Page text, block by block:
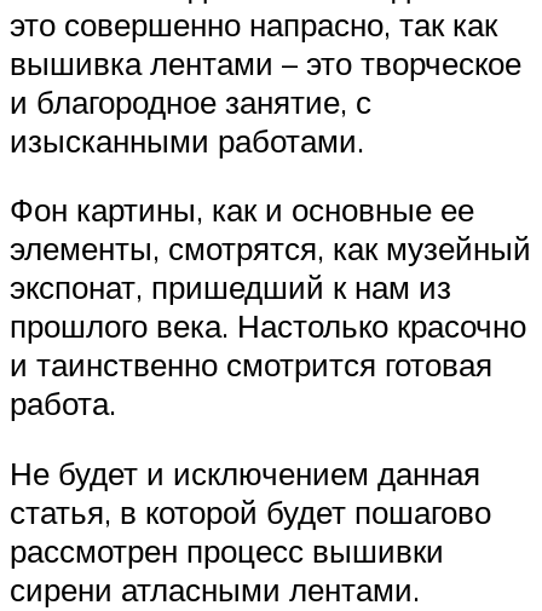
это совершенно напрасно, так как
вышивка лентами – это творческое
и благородное занятие, с
изысканными работами.
Фон картины, как и основные ее
элементы, смотрятся, как музейный
экспонат, пришедший к нам из
прошлого века. Настолько красочно
и таинственно смотрится готовая
работа.
Не будет и исключением данная
статья, в которой будет пошагово
рассмотрен процесс вышивки
сирени атласными лентами.